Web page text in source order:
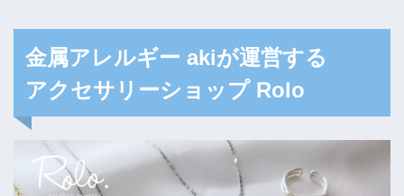
金属アレルギー akiが運営する
アクセサリーショップ Rolo